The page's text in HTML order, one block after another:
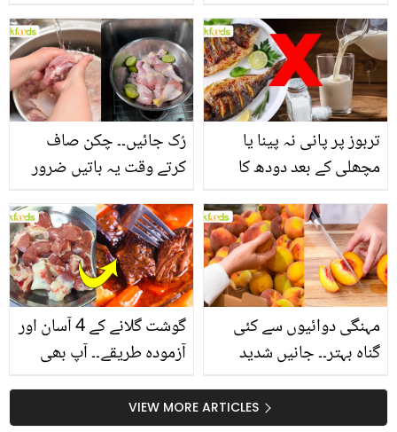
بنانے کے چند قدرتی طریقے
انگیز طبی فوائد
رُک جائیں۔۔ چکن صاف
کرتے وقت یہ باتیں ضرور
تربوز پر پانی نہ پینا یا
مچھلی کے بعد دودھ کا
سے متعلق غلط فہمیوں کی
حقیقت کیا ہے اور افواہ
کیا؟
گوشت گلانے کے 4 آسان اور
آزمودہ طریقے۔۔ آپ بھی
بتائے راز
مہنگی دوائیوں سے کئی
گناہ بہتر۔۔ جانیں شدید
کیوں کھانا چاہیے؟ VIEW MORE ARTICLES